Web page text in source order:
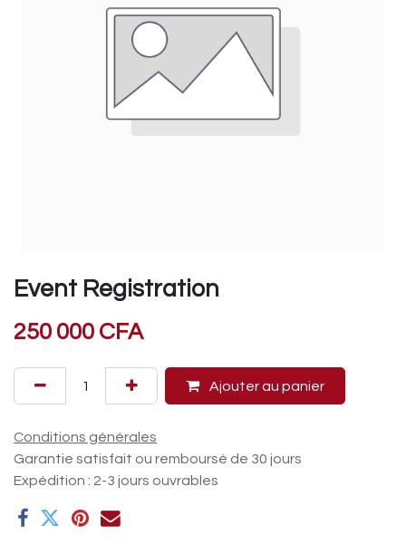
Event Registration
250 000 CFA
Ajouter au panier
Conditions générales
Garantie satisfait ou remboursé de 30 jours
Expédition : 2-3 jours ouvrables